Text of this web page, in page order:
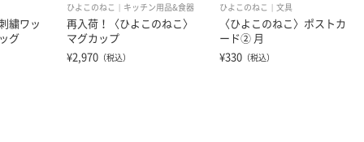
繍ワッ
グ
ひよこのねこ キッチン用品&食器
再入荷！〈ひよこのねこ〉
マグカップ
¥2,970 （税込）
ひよこのねこ 文具
〈ひよこのねこ〉ポストカ
ード② 月
¥330 （税込）